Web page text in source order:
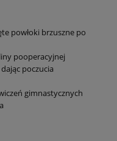
powłoki brzuszne po
pooperacyjnej
poczucia
gimnastycznych